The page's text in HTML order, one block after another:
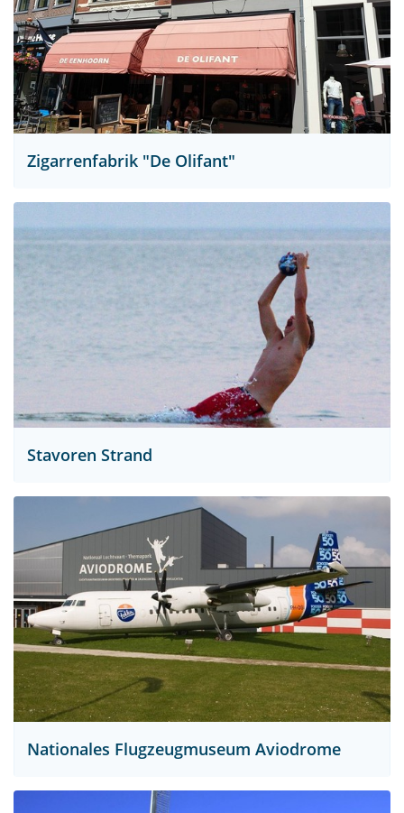
Zigarrenfabrik "De Olifant"
Stavoren Strand
Nationales Flugzeugmuseum Aviodrome